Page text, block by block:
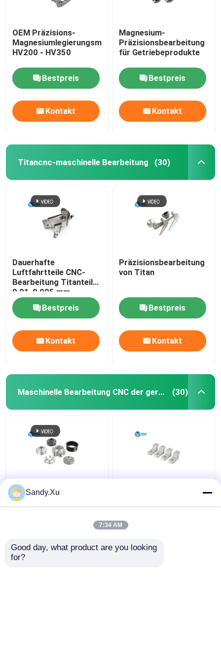
OEM Präzisions-
Magnesiumlegierungsmaschinenfabrik
HV200 - HV350
Bestpreis
Kontakt
Magnesium-
Präzisionsbearbeitung
für Getriebeprodukte
Bestpreis
Kontakt
Titancnc-maschinelle Bearbeitung (30)
Dauerhafte
Luftfahrtteile CNC-
Bearbeitung Titanteile
0,01-0,005 mm
Toleranz
Bestpreis
Kontakt
Präzisionsbearbeitung
von Titan
Bestpreis
Kontakt
Maschinelle Bearbeitung CNC der geringen Lautstärke (30)
JYH Lieferant für CNC-
Bearbeitung mit
Bearbeitung
Sandy.Xu
7:34 AM
Good day, what product are you looking
for?